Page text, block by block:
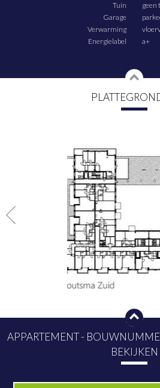
autoluw en ontworpen voor voetgangers en
groen, baksteen en staal blijft het stoere
voelbaar, terwijl het geheel een prettige,
Houtsma is onderdeel van Cruquius: een
het straatbeeld bepaalden, groeit nu een buurt
ondernemers en jonge gezinnen.
haalt een versgetapt biertje bij Krux of schuift
sociaal en verrassend veelzijdig. En dankzij de
Tuin
geen
Garage
Verwarming
Energielabel
a+
APPARTEMENT -
BEKIJKEN